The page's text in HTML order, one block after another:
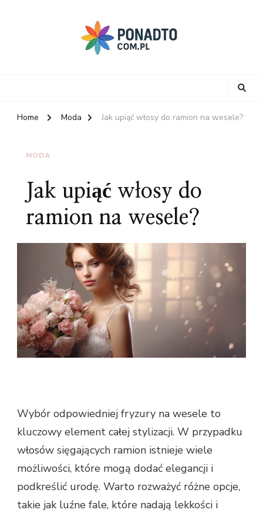
Home Moda Jak upiąć włosy do ramion na wesele?
MODA
Jak upiąć włosy do
ramion na wesele?
Wybór odpowiedniej fryzury na wesele to
kluczowy element całej stylizacji. W przypadku
włosów sięgających ramion istnieje wiele
możliwości, które mogą dodać elegancji i
podkreślić urodę. Warto rozważyć różne opcje,
takie jak luźne fale, które nadają lekkości i